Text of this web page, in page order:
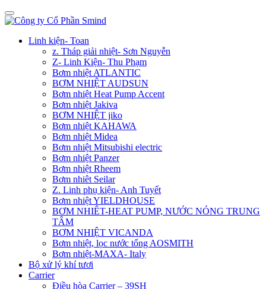
Linh kiện- Toan
z. Tháp giải nhiệt- Sơn Nguyễn
Z- Linh Kiện- Thu Phạm
Bơm nhiệt ATLANTIC
BƠM NHIỆT AUDSUN
Bơm nhiệt Heat Pump Accent
Bơm nhiệt Jakiva
BƠM NHIỆT jiko
Bơm nhiệt KAHAWA
Bơm nhiệt Midea
Bơm nhiệt Mitsubishi electric
Bơm nhiệt Panzer
Bơm nhiệt Rheem
Bơm nhiêt Seilar
Z. Linh phụ kiện- Anh Tuyết
Bơm nhiệt YIELDHOUSE
BƠM NHIÊT-HEAT PUMP, NƯỚC NÓNG TRUNG
TÂM
BƠM NHIỆT VICANDA
Bơm nhiệt, lọc nước tổng AOSMITH
Bơm nhiệt-MAXA- Italy
Bộ xử lý khí tươi
Carrier
Điều hòa Carrier – 39SH